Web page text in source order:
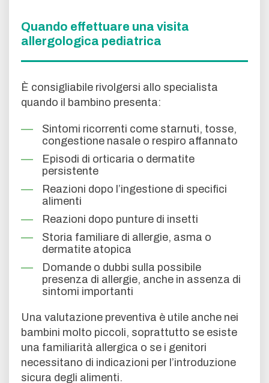
Quando effettuare una visita
allergologica pediatrica
È consigliabile rivolgersi allo specialista
quando il bambino presenta:
Sintomi ricorrenti come starnuti, tosse,
congestione nasale o respiro affannato
Episodi di orticaria o dermatite
persistente
Reazioni dopo l’ingestione di specifici
alimenti
Reazioni dopo punture di insetti
Storia familiare di allergie, asma o
dermatite atopica
Domande o dubbi sulla possibile
presenza di allergie, anche in assenza di
sintomi importanti
Una valutazione preventiva è utile anche nei
bambini molto piccoli, soprattutto se esiste
una familiarità allergica o se i genitori
necessitano di indicazioni per l’introduzione
sicura degli alimenti.